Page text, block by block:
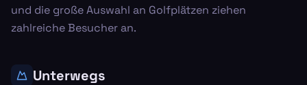
und die große Auswahl an Golfplätzen ziehen
zahlreiche Besucher an.
Unterwegs